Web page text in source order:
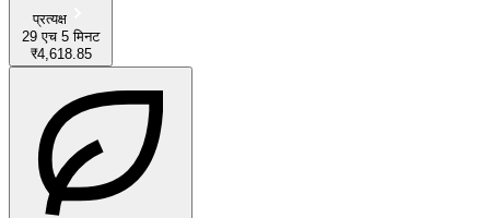
प्रत्यक्ष
29 एच 5 मिनट
₹4,618.85